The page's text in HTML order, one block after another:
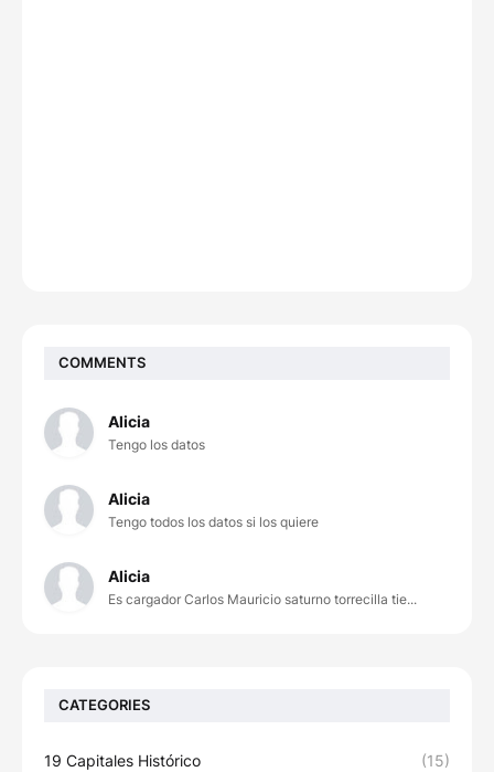
COMMENTS
Alicia
Tengo los datos
Alicia
Tengo todos los datos si los quiere
Alicia
Es cargador Carlos Mauricio saturno torrecilla tie...
CATEGORIES
19 Capitales Histórico (15)